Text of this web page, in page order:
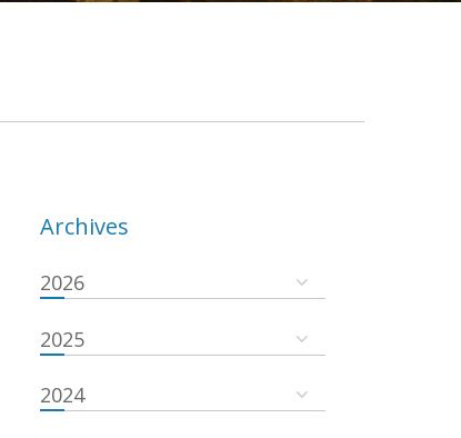
Archives
2026
2025
2024